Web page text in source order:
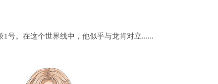
号。在这个世界线中，他似乎与龙肯对立......